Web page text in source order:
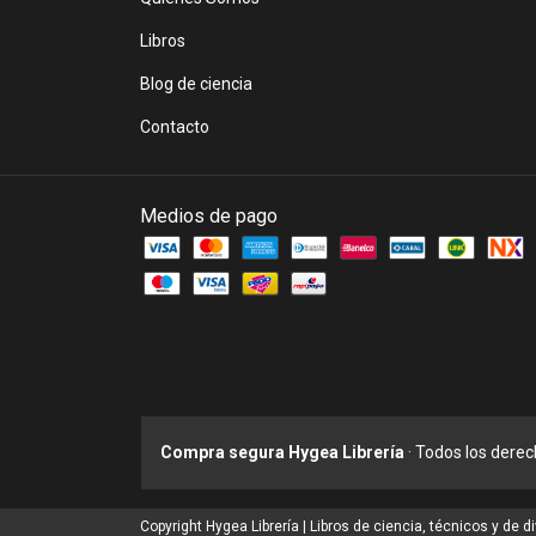
Libros
Blog de ciencia
Contacto
Medios de pago
Compra segura Hygea Librería · Todos los
Copyright Hygea Librería | Libros de ciencia, técnicos y de